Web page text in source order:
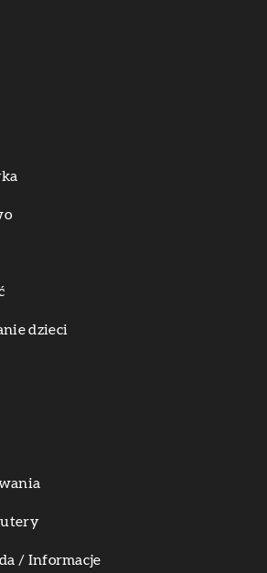
dzieci
/ Informacje